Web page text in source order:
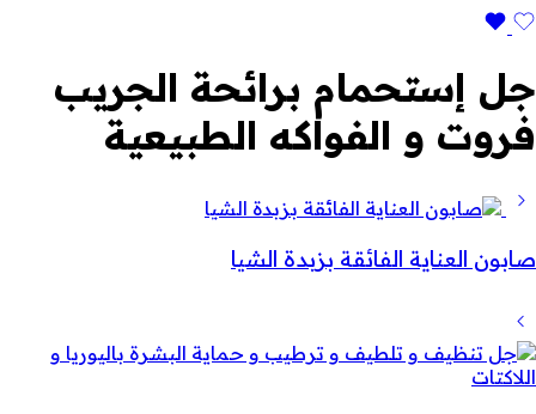
جل إستحمام برائحة الجريب
فروت و الفواكه الطبيعية
صابون العناية الفائقة بزبدة الشيا